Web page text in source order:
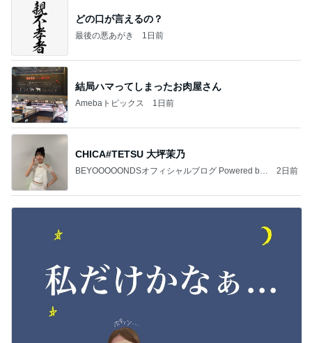
どの口が言えるの？
最後の悪あがき 1日前
結局ハマってしまったお肉屋さん
Amebaトピックス 1日前
CHICA#TETSU 大坪茉乃
BEYOOOOONDSオフィシャルブログ Powered by
2日前